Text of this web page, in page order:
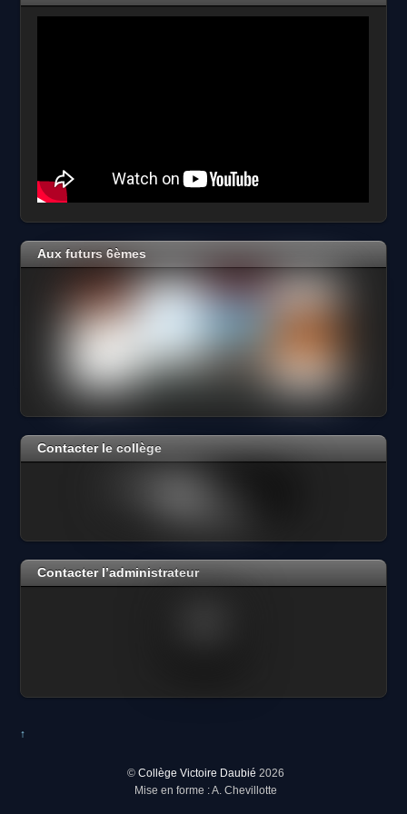
Aux futurs 6èmes
Contacter le collège
Contacter l’administrateur
↑
© Collège Victoire Daubié 2026
Mise en forme : A. Chevillotte